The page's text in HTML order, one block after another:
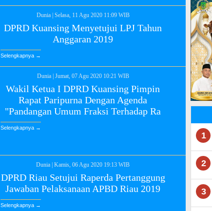
Dunia| Selasa, 11 Agu 2020 11:09 WIB
DPRD Kuansing Menyetujui LPJ Tahun
Anggaran 2019
Selengkapnya →
Dunia| Jumat, 07 Agu 2020 10:21 WIB
Wakil Ketua I DPRD Kuansing Pimpin
Rapat Paripurna Dengan Agenda
"Pandangan Umum Fraksi Terhadap Ra
Selengkapnya →
Dunia Kamis, 06 Agu 2020 19:13 WIB
DPRD Riau Setujui Raperda Pertanggung
Jawaban Pelaksanaan APBD Riau 2019
Selengkapnya →
1
2
3